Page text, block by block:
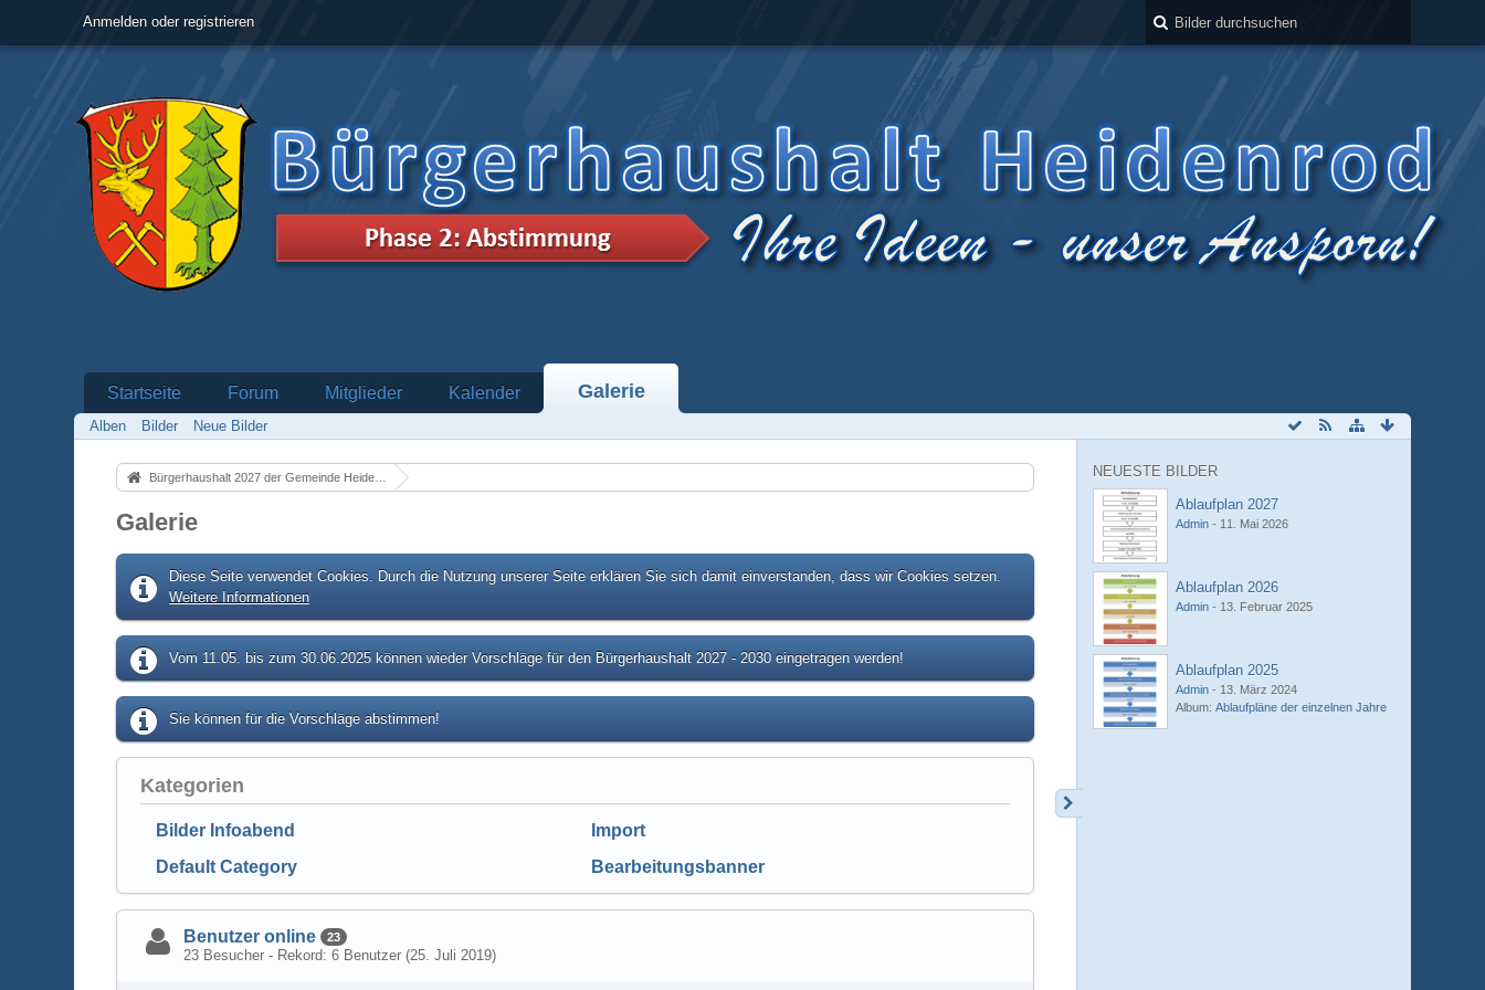
Anmelden oder registrieren
Startseite Forum Mitglieder Kalender Galerie
Alben Bilder Neue Bilder
Bürgerhaushalt 2027 der Gemeinde Heidenrod
Galerie
Diese Seite verwendet Cookies. Durch die Nutzung unserer Seite erklären Sie sich damit einverstanden, dass wir Cookies setzen.
Weitere Informationen
Vom 11.05. bis zum 30.06.2025 können wieder Vorschläge für den Bürgerhaushalt 2027 - 2030 eingetragen werden!
Sie können für die Vorschläge abstimmen!
Kategorien
Bilder Infoabend
Import
Default Category
Bearbeitungsbanner
Benutzer online 23
23 Besucher - Rekord: 6 Benutzer (25. Juli 2019)
NEUESTE BILDER
Ablaufplan 2027
Admin - 11. Mai 2026
Ablaufplan 2026
Admin - 13. Februar 2025
Ablaufplan 2025
Admin - 13. März 2024
Album:Ablaufpläne der einzelnen Jahre